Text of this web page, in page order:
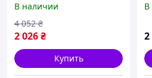
черные, кеды. Мужская
обувь
В наличии
2 026₴
4 052 ₴
Купить
В
2